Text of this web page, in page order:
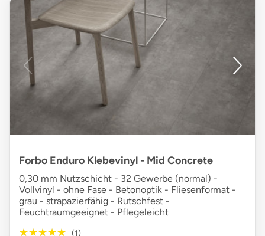
Forbo Enduro Klebevinyl - Mid Concrete
0,30 mm Nutzschicht - 32 Gewerbe (normal) -
Vollvinyl - ohne Fase - Betonoptik - Fliesenformat -
grau - strapazierfähig - Rutschfest -
Feuchtraumgeeignet - Pflegeleicht
★★★★★
★★★★★ (1)